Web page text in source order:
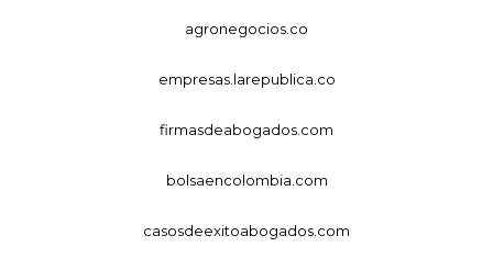
agronegocios.co
empresas.larepublica.co
firmasdeabogados.com
bolsaencolombia.com
casosdeexitoabogados.com